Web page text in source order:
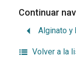
Continuar
Volver a la